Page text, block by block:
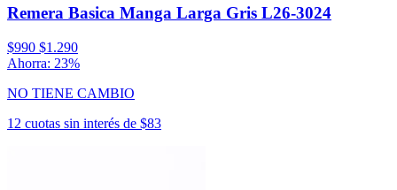
Remera Basica Manga Larga Gris L26-3024
$990 $1.290
Ahorra: 23%
NO TIENE CAMBIO
12 cuotas sin interés de $83